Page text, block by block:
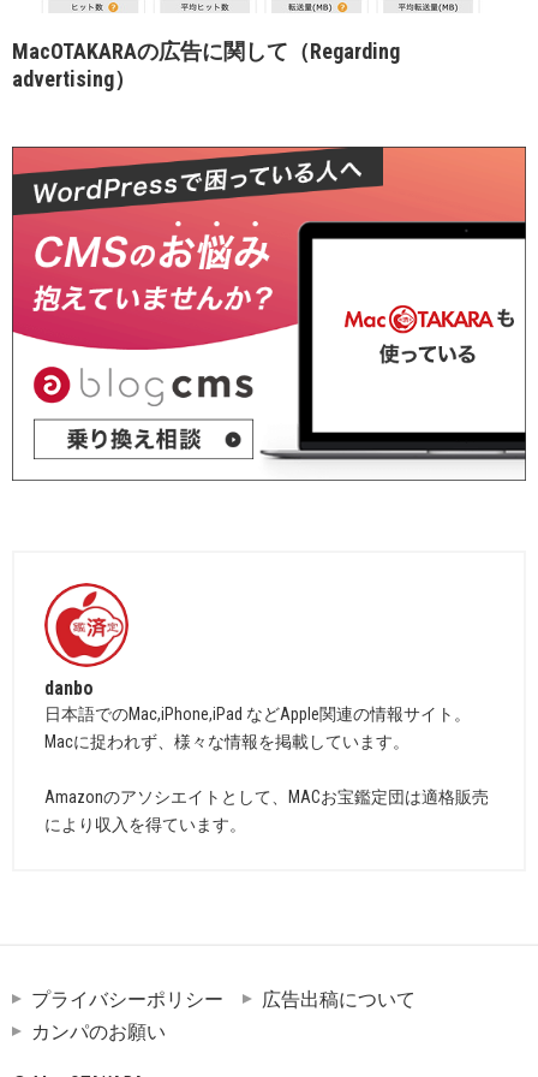
MacOTAKARAの広告に関して（Regarding
advertising）
danbo
日本語でのMac,iPhone,iPad などApple関連の情報サイト。
Macに捉われず、様々な情報を掲載しています。
Amazonのアソシエイトとして、MACお宝鑑定団は適格販売
により収入を得ています。
プライバシーポリシー
広告出稿について
カンパのお願い